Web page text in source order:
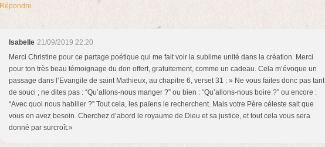
Répondre
Isabelle 21/09/2019 22:20
Merci Christine pour ce partage poétique qui me fait voir la sublime unité dans la création. Merci
pour ton très beau témoignage du don offert, gratuitement, comme un cadeau. Cela m’évoque un
passage dans l’Evangile de saint Mathieux, au chapitre 6, verset 31 : » Ne vous faites donc pas tant
de souci ; ne dites pas : “Qu’allons-nous manger ?” ou bien : “Qu’allons-nous boire ?” ou encore :
“Avec quoi nous habiller ?” Tout cela, les païens le recherchent. Mais votre Père céleste sait que
vous en avez besoin. Cherchez d’abord le royaume de Dieu et sa justice, et tout cela vous sera
donné par surcroît.»